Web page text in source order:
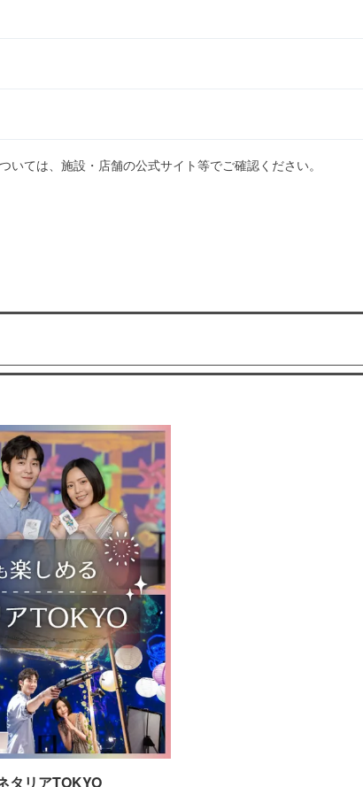
ては、施設・店舗の公式サイト等でご確認ください。
タリアTOKYO